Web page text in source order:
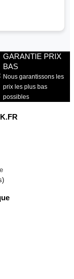
GARANTIE PRIX
BAS
Nous garantissons les
prix les plus bas
possibles